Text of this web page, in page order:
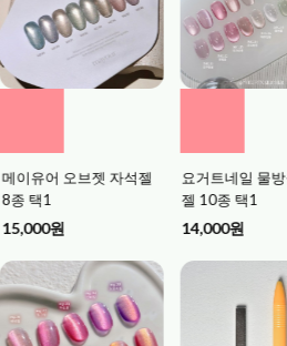
오브젯 자석젤
요거트네일 물방울 자석
젤 10종 택1
14,000원